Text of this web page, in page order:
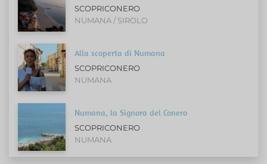
SCOPRICONERO
NUMANA / SIROLO
Alla scoperta di Numana
SCOPRICONERO
NUMANA
Numana, la Signora del Conero
SCOPRICONERO
NUMANA